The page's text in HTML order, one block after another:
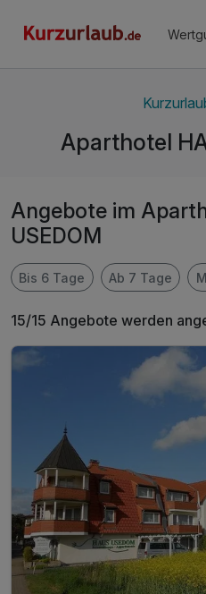
Aparthotel
Angebote im
USEDOM
Bis 6 Tage Ab 7 Tage
15/15 Angebote werden